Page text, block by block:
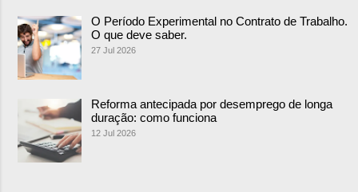
O Período Experimental no Contrato de Trabalho.
O que deve saber.
27 Jul 2026
Reforma antecipada por desemprego de longa
duração: como funciona
12 Jul 2026